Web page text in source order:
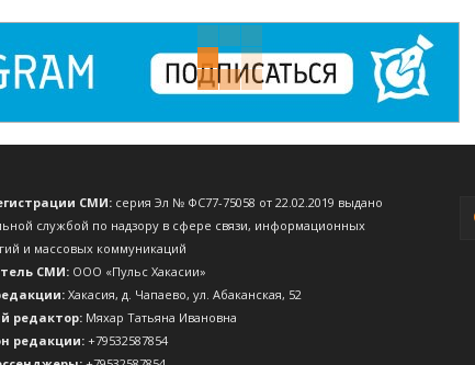
СМИ: серия Эл № ФС77-75058 от 22.02.2019 выдано
службой по надзору в сфере связи, информационных
и массовых коммуникаций
СМИ: ООО «Пульс Хакасии»
Хакасия, д. Чапаево, ул. Абаканская, 52
редактор: Мяхар Татьяна Ивановна
редакции: +79532587854